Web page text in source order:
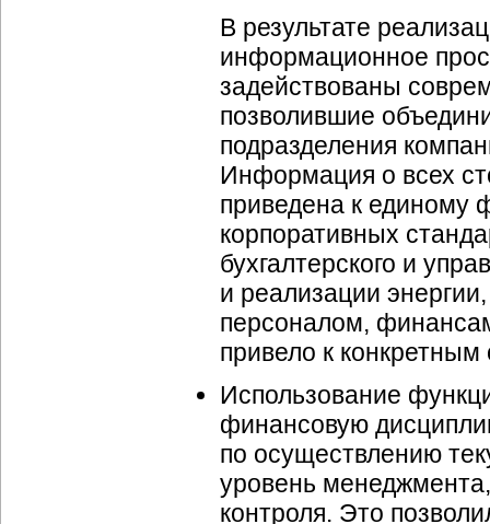
В результате
информационное
задействованы
позволившие
подразделения
Информация о всех
приведена к единому
корпоративных
бухгалтерского и
и реализации
персоналом,
привело к
Использование
финансовую
по осуществлению
уровень
контроля. Это